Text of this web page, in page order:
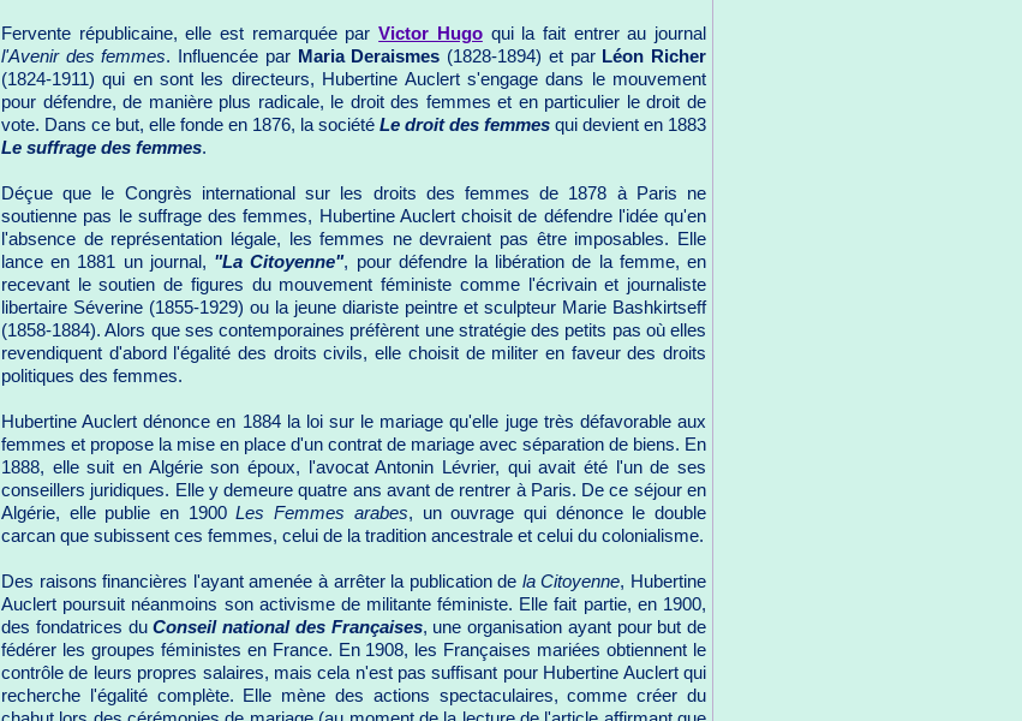
Fervente républicaine, elle est remarquée parVictor Hugoqui la fait entrer au journal
l'Avenir des femmes. Influencée par Maria Deraismes (1828-1894) et par Léon Richer
(1824-1911) qui en sont les directeurs, Hubertine Auclert s'engage dans le mouvement
pour défendre, de manière plus radicale, le droit des femmes et en particulier le droit de
vote. Dans ce but, elle fonde en 1876, la société Le droit des femmes qui devient en 1883
Le suffrage des femmes.
Déçue que le Congrès international sur les droits des femmes de 1878 à Paris ne
soutienne pas le suffrage des femmes, Hubertine Auclert choisit de défendre l'idée qu'en
l'absence de représentation légale, les femmes ne devraient pas être imposables. Elle
lance en 1881 un journal, "La Citoyenne", pour défendre la libération de la femme, en
recevant le soutien de figures du mouvement féministe comme l'écrivain et journaliste
libertaire Séverine (1855-1929) ou la jeune diariste peintre et sculpteur Marie Bashkirtseff
(1858-1884). Alors que ses contemporaines préfèrent une stratégie des petits pas où elles
revendiquent d'abord l'égalité des droits civils, elle choisit de militer en faveur des droits
politiques des femmes.
Hubertine Auclert dénonce en 1884 la loi sur le mariage qu'elle juge très défavorable aux
femmes et propose la mise en place d'un contrat de mariage avec séparation de biens. En
1888, elle suit en Algérie son époux, l'avocat Antonin Lévrier, qui avait été l'un de ses
conseillers juridiques. Elle y demeure quatre ans avant de rentrer à Paris. De ce séjour en
Algérie, elle publie en 1900Les Femmes arabes, un ouvrage qui dénonce le double
carcan que subissent ces femmes, celui de la tradition ancestrale et celui du colonialisme.
Des raisons financières l'ayant amenée à arrêter la publication de la Citoyenne, Hubertine
Auclert poursuit néanmoins son activisme de militante féministe. Elle fait partie, en 1900,
des fondatrices duConseil national des Françaises, une organisation ayant pour but de
fédérer les groupes féministes en France. En 1908, les Françaises mariées obtiennent le
contrôle de leurs propres salaires, mais cela n'est pas suffisant pour Hubertine Auclert qui
recherche l'égalité complète. Elle mène des actions spectaculaires, comme créer du